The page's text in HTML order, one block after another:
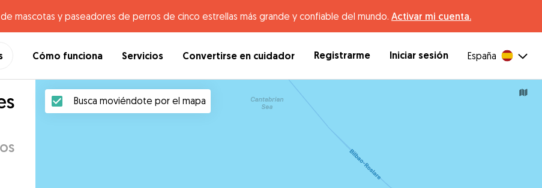
mascotas y paseadores de perros de cinco estrellas más grande y confiable del mundo. Activar mi cuenta.
Cómo funciona Servicios Convertirse en cuidador Registrarme Iniciar sesión España
Busca moviéndote por el mapa